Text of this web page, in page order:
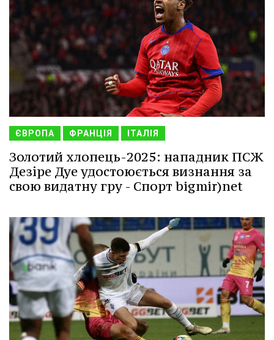
ЄВРОПА ФРАНЦІЯ ІТАЛІЯ
Золотий хлопець-2025: нападник ПСЖ
Дезіре Дуе удостоюється визнання за
свою видатну гру - Спорт bigmir)net